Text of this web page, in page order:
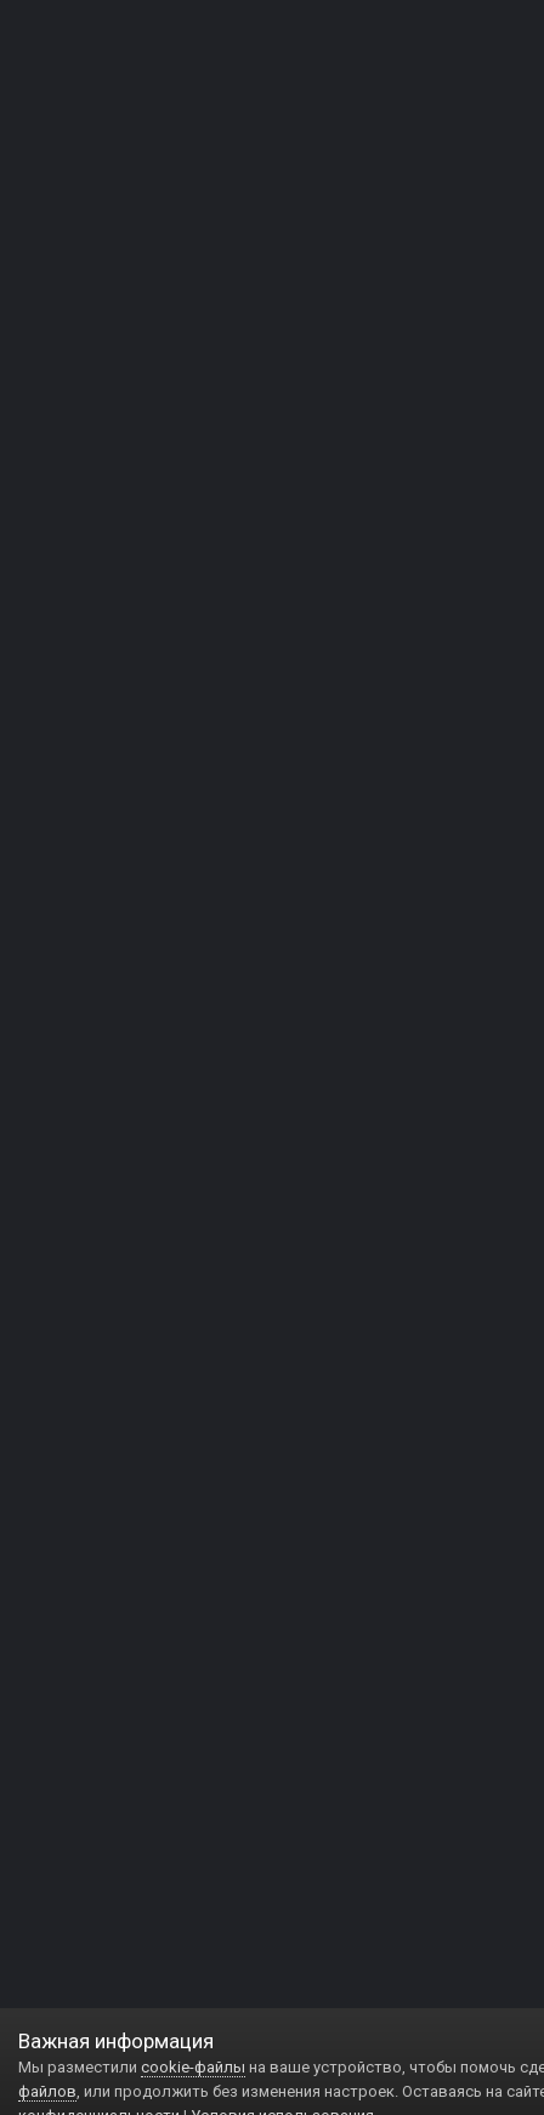
Важная информация
Мы разместили cookie-файлы на ваше устройство, чтобы помочь
файлов, или продолжить без изменения настроек. Оставаясь на